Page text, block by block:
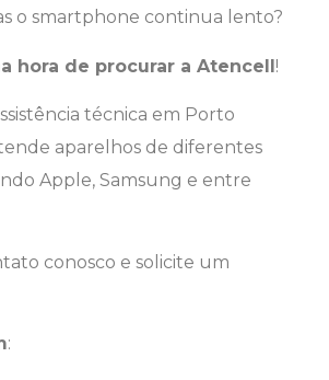
o smartphone continua lento?
hora de procurar a Atencell!
técnica em Porto
aparelhos de diferentes
Apple, Samsung e entre
conosco e solicite um
: